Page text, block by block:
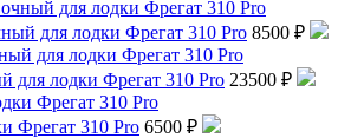
для лодки Фрегат 310 Pro 8500 ₽
для лодки Фрегат 310 Pro 23500 ₽
Фрегат 310 Pro 6500 ₽